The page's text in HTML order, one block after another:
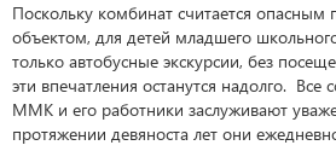
Поскольку комбинат считается опасным
объектом, для детей младшего
только автобусные экскурсии, без
эти впечатления останутся надолго.
ММК и его работники заслуживают
протяжении девяноста лет они